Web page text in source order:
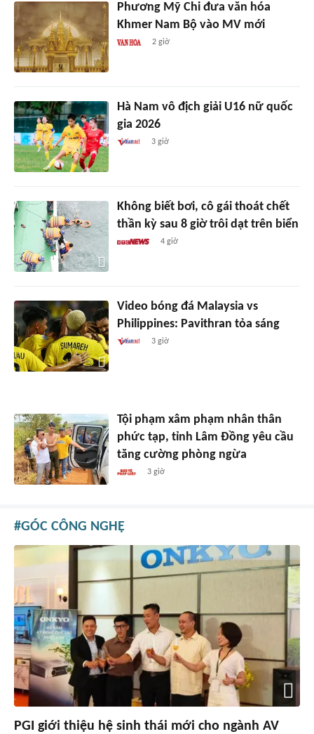
Phương Mỹ Chi đưa văn hóa
Khmer Nam Bộ vào MV mới
2 giờ
Hà Nam vô địch giải U16 nữ quốc
gia 2026
3 giờ
Không biết bơi, cô gái thoát chết
thần kỳ sau 8 giờ trôi dạt trên biển
4 giờ
Video bóng đá Malaysia vs
Philippines: Pavithran tỏa sáng
3 giờ
Tội phạm xâm phạm nhân thân
phức tạp, tỉnh Lâm Đồng yêu cầu
tăng cường phòng ngừa
3 giờ
GÓC CÔNG NGHỆ
PGI giới thiệu hệ sinh thái mới cho ngành AV